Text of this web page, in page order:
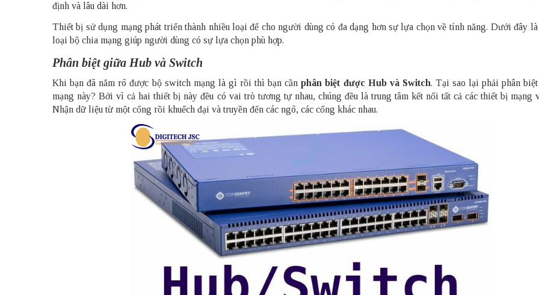
định và lâu dài hơn.
Thiết bị sử dụng mạng phát triển thành nhiều loại để cho người dùng có đa dạng hơn sự lựa chọn về tính năng. Dưới đây là
loại bộ chia mạng giúp người dùng có sự lựa chọn phù hợp.
Phân biệt giữa Hub và Switch
Khi bạn đã nắm rõ được bộ switch mạng là gì rồi thì bạn cầnphân biệt được Hubvà Switch. Tại sao lại phải phân
mạng này? Bởi vì cả hai thiết bị này đều có vai trò tương tự nhau, chúng đều là trung tâm kết nối tất cả các thiết bị mạng
Nhận dữ liệu từ một cổng rồi khuếch đại và truyền đến các ngõ, các cổng khác nhau.